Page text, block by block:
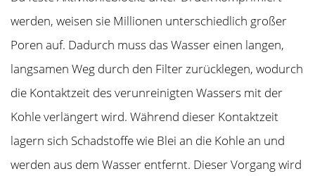
werden, weisen sie Millionen unterschiedlich großer
Poren auf. Dadurch muss das Wasser einen langen,
langsamen Weg durch den Filter zurücklegen, wodurch
die Kontaktzeit des verunreinigten Wassers mit der
Kohle verlängert wird. Während dieser Kontaktzeit
lagern sich Schadstoffe wie Blei an die Kohle an und
werden aus dem Wasser entfernt. Dieser Vorgang wird